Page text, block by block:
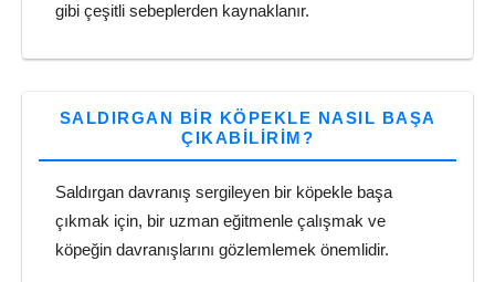
gibi çeşitli sebeplerden kaynaklanır.
SALDIRGAN BIR KÖPEKLE NASIL BAŞA
ÇIKABILIRIM?
Saldırgan davranış sergileyen bir köpekle başa
çıkmak için, bir uzman eğitmenle çalışmak ve
köpeğin davranışlarını gözlemlemek önemlidir.